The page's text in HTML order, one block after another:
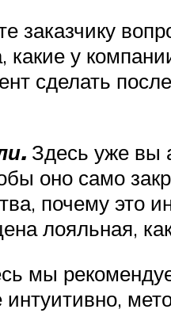
заказчику
какие у
сделать
Здесь уже вы
оно само
почему это
лояльная,
мы
интуитивно,